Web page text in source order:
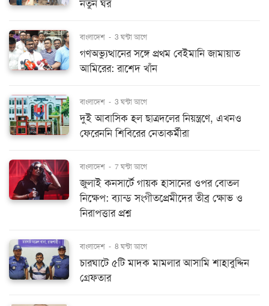
নতুন ঘর
বাংলাদেশ - 3 ঘন্টা আগে
গণঅভ্যুত্থানের সঙ্গে প্রথম বেইমানি জামায়াত
আমিরের: রাশেদ খাঁন
বাংলাদেশ - 3 ঘন্টা আগে
দুই আবাসিক হল ছাত্রদলের নিয়ন্ত্রণে, এখনও
ফেরেননি শিবিরের নেতাকর্মীরা
বাংলাদেশ - 7 ঘন্টা আগে
জুলাই কনসার্টে গায়ক হাসানের ওপর বোতল
নিক্ষেপ: ব্যান্ড সংগীতপ্রেমীদের তীব্র ক্ষোভ ও
নিরাপত্তার প্রশ্ন
বাংলাদেশ - 8 ঘন্টা আগে
চারঘাটে ৫টি মাদক মামলার আসামি শাহাবুদ্দিন
গ্রেফতার